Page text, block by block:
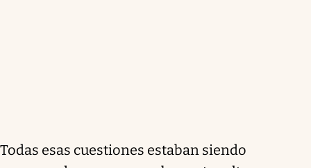
Todas esas cuestiones estaban siendo